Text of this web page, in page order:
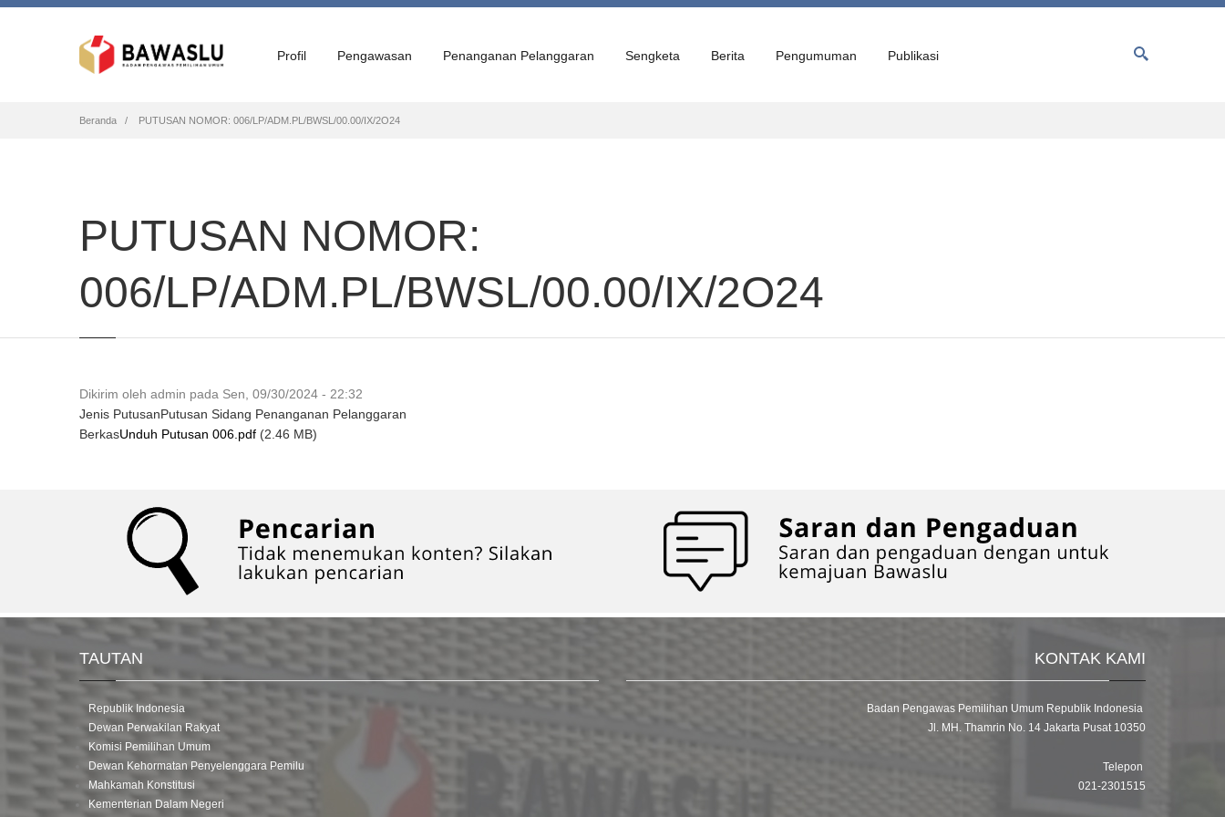
Profil Pengawasan Penanganan Pelanggaran Sengketa Berita Pengumuman Publikasi
Breadcrumb
Beranda PUTUSAN NOMOR: 006/LP/ADM.PL/BWSL/00.00/IX/2O24
PUTUSAN NOMOR:
006/LP/ADM.PL/BWSL/00.00/IX/2O24
Dikirim oleh admin pada Sen, 09/30/2024 - 22:32
Jenis PutusanPutusan Sidang Penanganan Pelanggaran
BerkasUnduh Putusan 006.pdf (2.46 MB)
TAUTAN
Republik Indonesia
Dewan Perwakilan Rakyat
Komisi Pemilihan Umum
Dewan Kehormatan Penyelenggara Pemilu
Mahkamah Konstitusi
Kementerian Dalam Negeri
KONTAK KAMI
Badan Pengawas Pemilihan Umum Republik Indonesia
Jl. MH. Thamrin No. 14 Jakarta Pusat 10350
Telepon
021-2301515